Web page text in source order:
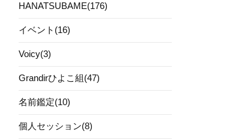
HANATSUBAME(176)
イベント(16)
Voicy(3)
Grandirひよこ組(47)
名前鑑定(10)
個人セッション(8)